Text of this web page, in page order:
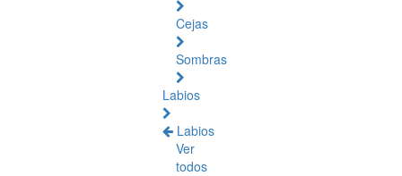
Cejas
Sombras
Labios
Labios
Ver
todos